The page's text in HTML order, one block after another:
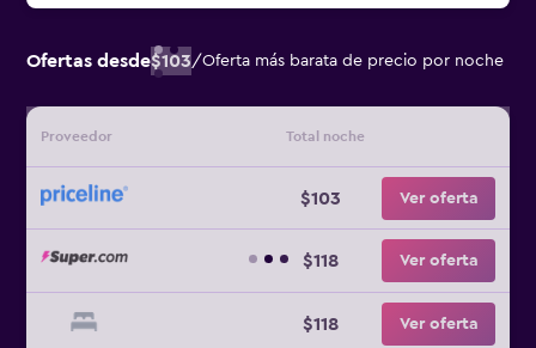
Ofertas desde$103/Oferta más barata de precio por noche
Proveedor Total noche
$103 Ver oferta
$118 Ver oferta
$118 Ver oferta